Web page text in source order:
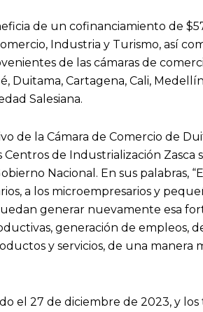
de un cofinanciamiento de
Industria y Turismo, así
de las cámaras de
Duitama, Cartagena, Cali,
Salesiana.
de la Cámara de Comercio de
Centros de Industrialización
Nacional. En sus palabras,
a los microempresarios y
generar nuevamente esa
generación de empleos,
y servicios, de una manera
el 27 de diciembre de 2023, y los